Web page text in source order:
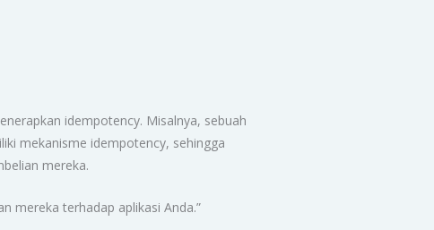
idempotency. Misalnya, sebuah
mekanisme idempotency, sehingga
mereka.
mereka terhadap aplikasi Anda.”